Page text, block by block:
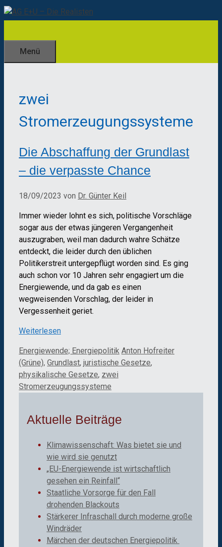
Zum
Inhalt
Menü
zwei
Stromerzeugungssysteme
Die Abschaffung der Grundlast
– die verpasste Chance
18/09/2023 von Dr. Günter Keil
Immer wieder lohnt es sich, politische Vorschläge
sogar aus der etwas jüngeren Vergangenheit
auszugraben, weil man dadurch wahre Schätze
entdeckt, die leider durch den üblichen
Politikerstreit untergepflügt worden sind. Es ging
auch schon vor 10 Jahren sehr engagiert um die
Energiewende, und da gab es einen
wegweisenden Vorschlag, der leider in
Vergessenheit geriet.
Weiterlesen
Kategorien
Energiewende; Energiepolitik Schlagwörter
Anton Hofreiter
(Grüne), Grundlast, juristische Gesetze,
physikalische Gesetze, zwei
Stromerzeugungssysteme
Aktuelle Beiträge
Klimawissenschaft: Was bietet sie und
wie wird sie genutzt
„EU-Energiewende ist wirtschaftlich
gesehen ein Reinfall“
Staatliche Vorsorge für den Fall
drohenden Blackouts
Stärkerer Infraschall durch moderne große
Windräder
Märchen der deutschen Energiepolitik